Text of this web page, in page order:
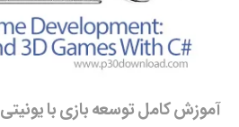
آموزش کامل توسعه بازی با یونیتی